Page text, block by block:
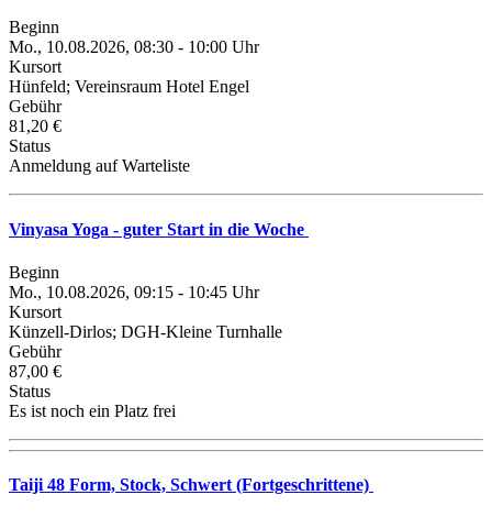
Beginn
Mo., 10.08.2026, 08:30 - 10:00 Uhr
Kursort
Hünfeld; Vereinsraum Hotel Engel
Gebühr
81,20 €
Status
Anmeldung auf Warteliste
Vinyasa Yoga - guter Start in die Woche
Beginn
Mo., 10.08.2026, 09:15 - 10:45 Uhr
Kursort
Künzell-Dirlos; DGH-Kleine Turnhalle
Gebühr
87,00 €
Status
Es ist noch ein Platz frei
Taiji 48 Form, Stock, Schwert (Fortgeschrittene)